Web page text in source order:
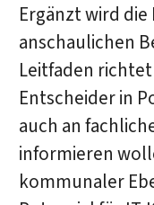
Ergänzt wird
anschaulichen
Leitfaden
Entscheider in
auch an
informieren
kommunaler